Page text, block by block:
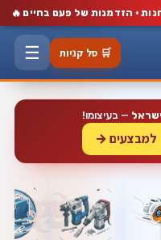
· הזדמנות של פעם בחיים 🔥
🛒 סל קניות ☰
— בעיצומו!
למבצעים →